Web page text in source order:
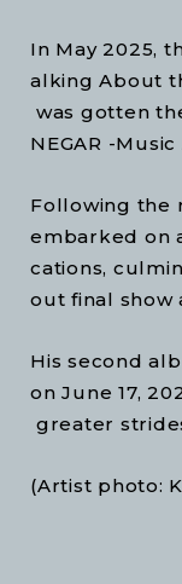
In May 2025,
alking About
was gotten
NEGAR -
Following the
embarked on
cations,
out final show
His second
on June 17,
greater
(Artist photo: